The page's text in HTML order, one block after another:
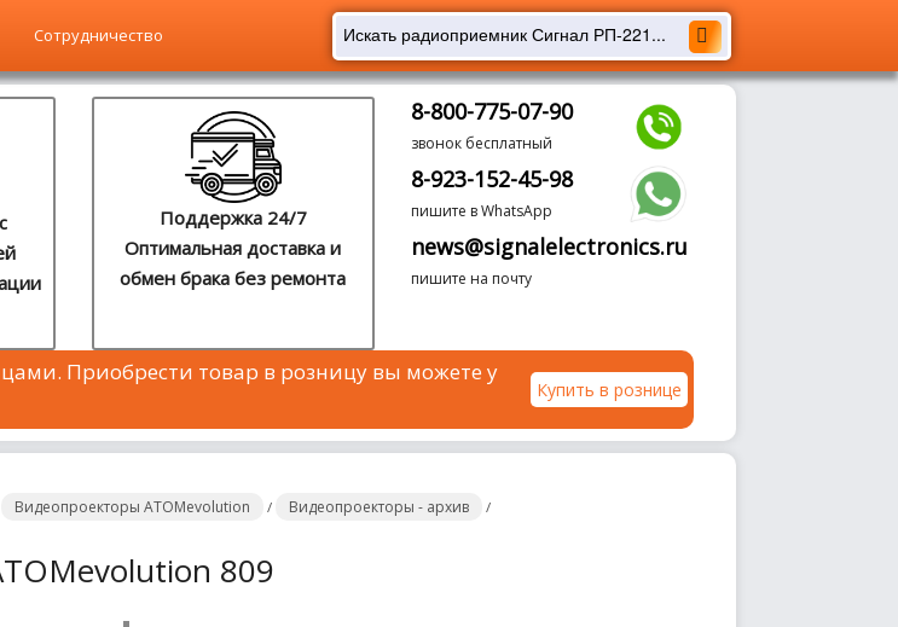
Сотрудничество
Поддержка 24/7
Оптимальная доставка и
обмен брака без ремонта
8-800-775-07-90
звонок бесплатный
8-923-152-45-98
пишите в WhatsApp
news@signalelectronics.ru
пишите на почту
Приобрести товар в розницу вы можете у
Купить в рознице
Видеопроекторы ATOMevolution / Видеопроекторы - архив
/
809